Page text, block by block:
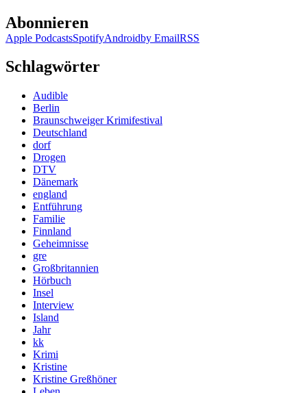
Abonnieren
Apple PodcastsSpotifyAndroidby EmailRSS
Schlagwörter
Audible
Berlin
Braunschweiger Krimifestival
Deutschland
dorf
Drogen
DTV
Dänemark
england
Entführung
Familie
Finnland
Geheimnisse
gre
Großbritannien
Hörbuch
Insel
Interview
Island
Jahr
kk
Krimi
Kristine
Kristine Greßhöner